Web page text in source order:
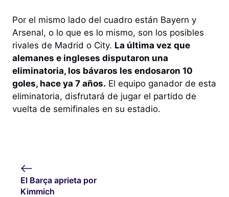
Por el mismo lado del cuadro están Bayern y
Arsenal, o lo que es lo mismo, son los posibles
rivales de Madrid o City. La última vez que
alemanes e ingleses disputaron una
eliminatoria, los bávaros les endosaron 10
goles, hace ya 7 años. El equipo ganador de esta
eliminatoria, disfrutará de jugar el partido de
vuelta de semifinales en su estadio.
El Barça aprieta por
Kimmich